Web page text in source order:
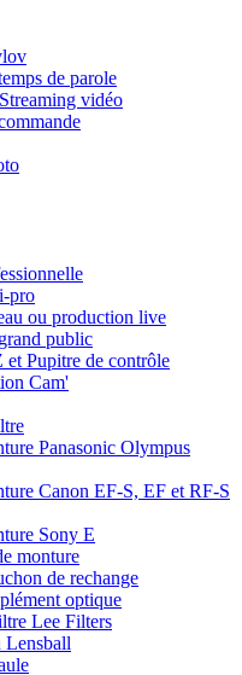
de parole
vidéo
pro
ou production live
public
et Pupitre de contrôle
Cam'
Panasonic Olympus
Canon EF-S, EF et RF-S
Sony E
monture
de rechange
optique
Lee Filters
Lensball